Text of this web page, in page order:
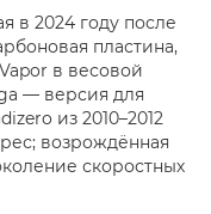
в 2024 году после
пластина,
в весовой
— версия для
из 2010–2012
возрождённая
скоростных